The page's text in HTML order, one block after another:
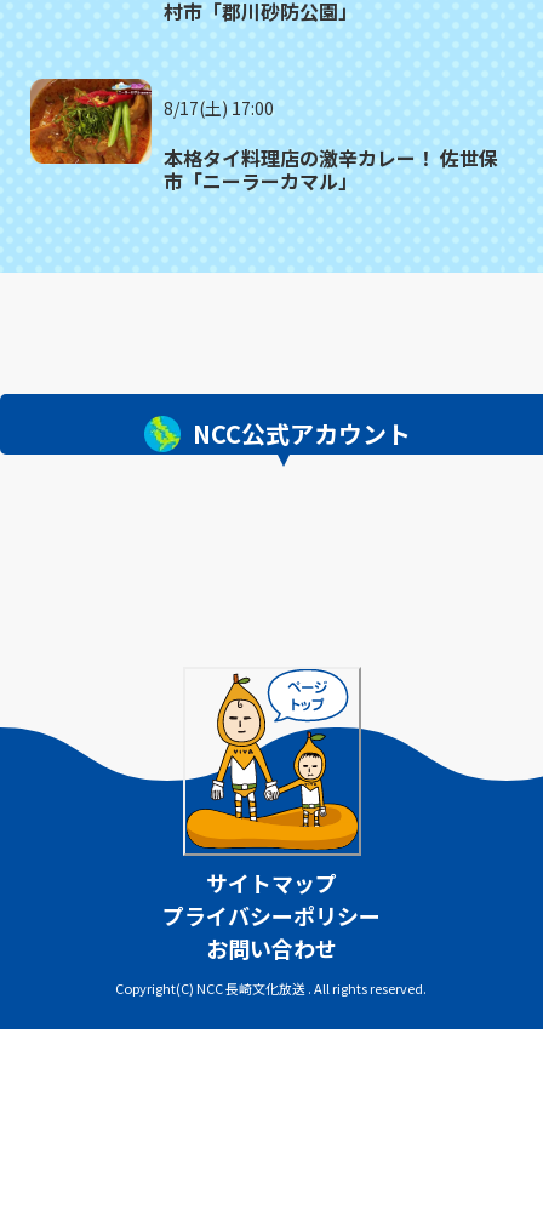
村市「郡川砂防公園」
8/17(土) 17:00
本格タイ料理店の激辛カレー！ 佐世保
市「ニーラーカマル」
NCC公式アカウント
サイトマップ
プライバシーポリシー
お問い合わせ
Copyright(C) NCC 長崎文化放送 . All rights reserved.